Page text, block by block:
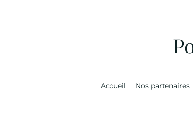
Accueil Nos partenaires